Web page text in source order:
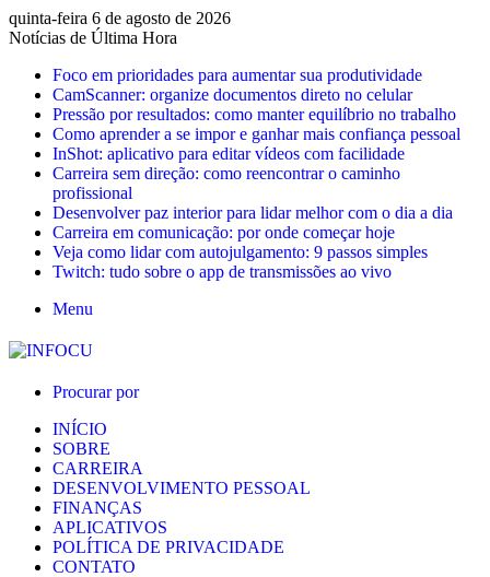
quinta-feira 6 de agosto de 2026
Notícias de Última Hora
Foco em prioridades para aumentar sua produtividade
CamScanner: organize documentos direto no celular
Pressão por resultados: como manter equilíbrio no trabalho
Como aprender a se impor e ganhar mais confiança pessoal
InShot: aplicativo para editar vídeos com facilidade
Carreira sem direção: como reencontrar o caminho
profissional
Desenvolver paz interior para lidar melhor com o dia a dia
Carreira em comunicação: por onde começar hoje
Veja como lidar com autojulgamento: 9 passos simples
Twitch: tudo sobre o app de transmissões ao vivo
Menu
Procurar por
INÍCIO
SOBRE
CARREIRA
DESENVOLVIMENTO PESSOAL
FINANÇAS
APLICATIVOS
POLÍTICA DE PRIVACIDADE
CONTATO